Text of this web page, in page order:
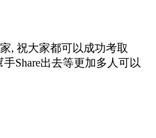
, 祝大家都可以成功考取
Share出去等更加多人可以